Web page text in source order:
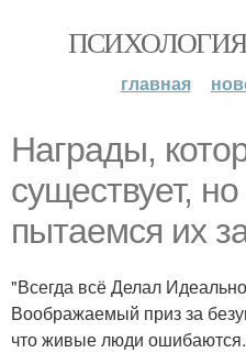
главная
Награды,
существует,
пытаемся их
"Всегда всё Делал
Воображаемый приз за
что живые люди